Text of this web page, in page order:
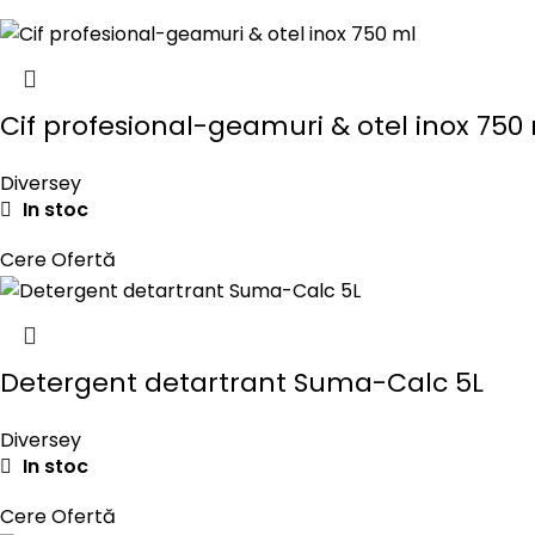
Cif profesional-geamuri & otel inox 750
Diversey
In stoc
Cere Ofertă
Detergent detartrant Suma-Calc 5L
Diversey
In stoc
Cere Ofertă